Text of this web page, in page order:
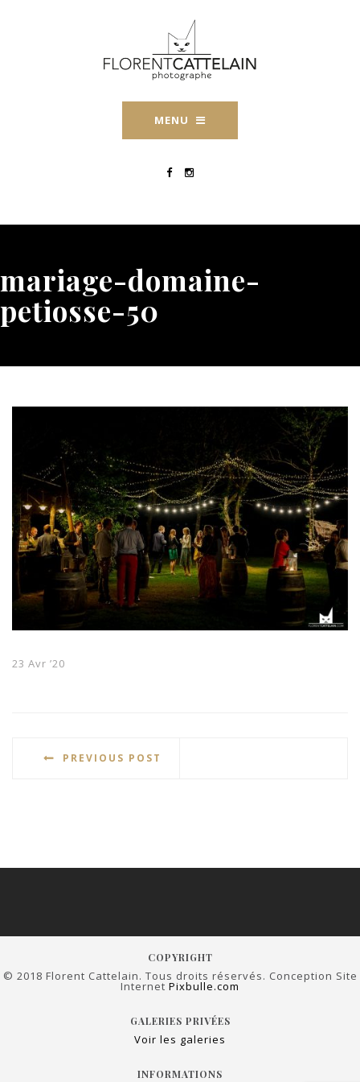
MENU
mariage-domaine-
petiosse-50
23 Avr ’20
PREVIOUS POST
COPYRIGHT
© 2018 Florent Cattelain. Tous droits réservés. Conception Site
Internet Pixbulle.com
GALERIES PRIVÉES
Voir les galeries
INFORMATIONS